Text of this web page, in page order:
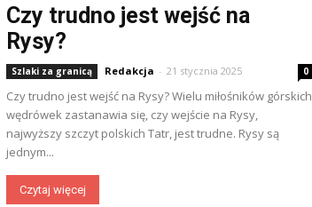
Czy trudno jest wejść na
Rysy?
Szlaki za granicą Redakcja - 21 stycznia 2025 0
Czy trudno jest wejść na Rysy? Wielu miłośników górskich
wędrówek zastanawia się, czy wejście na Rysy,
najwyższy szczyt polskich Tatr, jest trudne. Rysy są
jednym...
Czytaj więcej